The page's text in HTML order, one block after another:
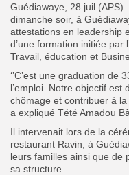
FR
Guédiawaye, 28 juil (APS)
dimanche soir, à
attestations en leadership
d’une formation initiée par
Travail, éducation et
‘’C’est une graduation
l’emploi. Notre objectif
chômage et contribuer à la
a expliqué Tété Amadou
Il intervenait lors de la
restaurant Ravin, à
leurs familles ainsi que de
sa structure.